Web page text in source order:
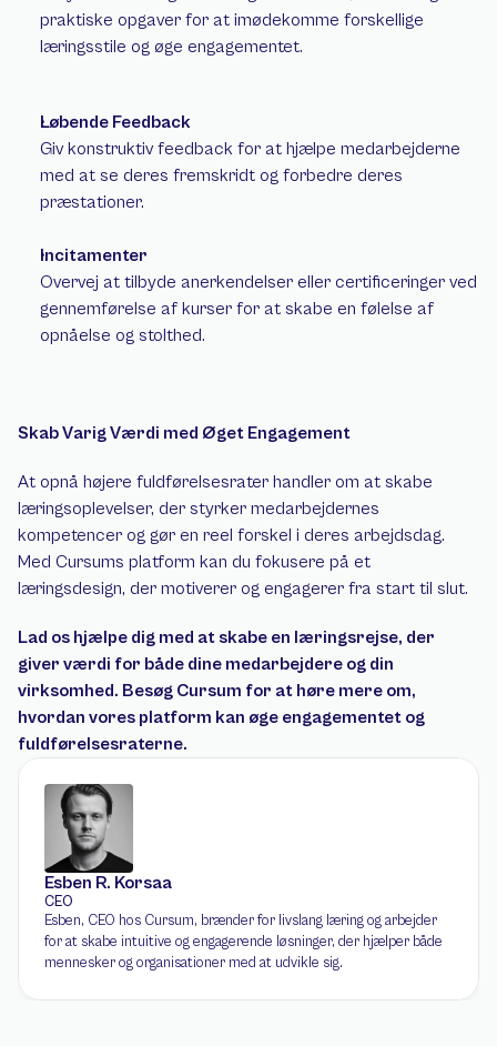
Esben R. Korsaa
CEO
Esben, CEO hos Cursum, brænder for livslang læring og arbejder
for at skabe intuitive og engagerende løsninger, der hjælper både
mennesker og organisationer med at udvikle sig.
praktiske opgaver for at imødekomme forskellige
læringsstile og øge engagementet.
Løbende Feedback
Giv konstruktiv feedback for at hjælpe medarbejderne
med at se deres fremskridt og forbedre deres
præstationer.
Incitamenter
Overvej at tilbyde anerkendelser eller certificeringer ved
gennemførelse af kurser for at skabe en følelse af
opnåelse og stolthed.
Skab Varig Værdi med Øget Engagement
At opnå højere fuldførelsesrater handler om at skabe
læringsoplevelser, der styrker medarbejdernes
kompetencer og gør en reel forskel i deres arbejdsdag.
Med Cursums platform kan du fokusere på et
læringsdesign, der motiverer og engagerer fra start til slut.
Lad os hjælpe dig med at skabe en læringsrejse, der
giver værdi for både dine medarbejdere og din
virksomhed. Besøg Cursum for at høre mere om,
hvordan vores platform kan øge engagementet og
fuldførelsesraterne.